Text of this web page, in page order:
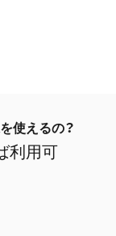
使えるの？
利用可